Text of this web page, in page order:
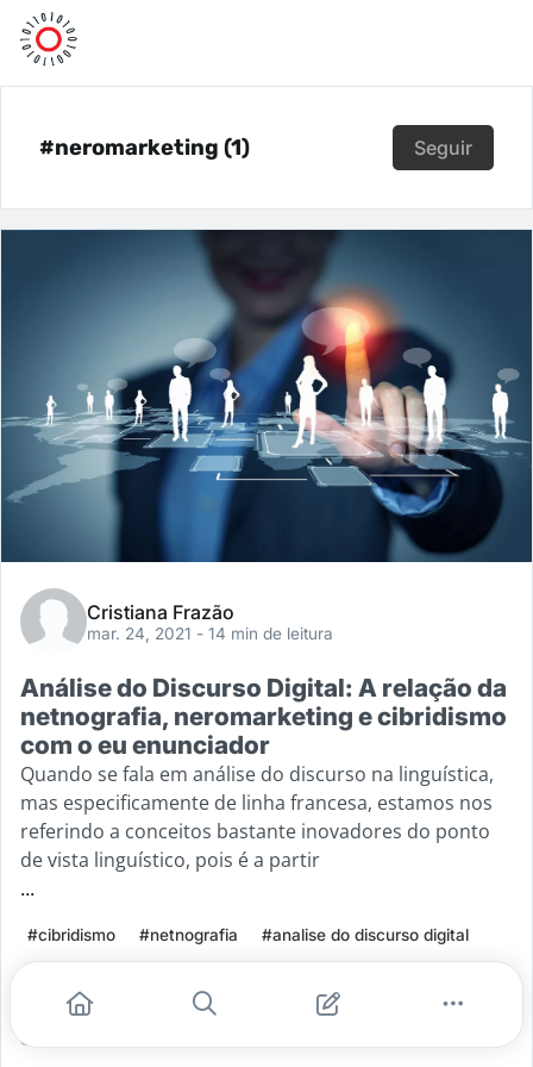
#neromarketing (1) Seguir
Cristiana Frazão
mar. 24, 2021 - 14 min de leitura
Análise do Discurso Digital: A relação da
netnografia, neromarketing e cibridismo
com o eu enunciador
Quando se fala em análise do discurso na linguística,
mas especificamente de linha francesa, estamos nos
referindo a conceitos bastante inovadores do ponto
de vista linguístico, pois é a partir
...
#cibridismo #netnografia
#analise do discurso digital